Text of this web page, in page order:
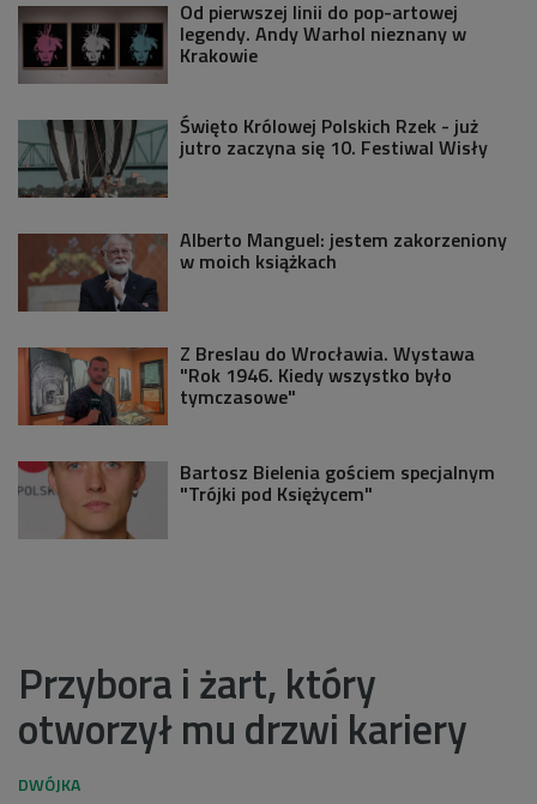
Od pierwszej linii do pop-artowej
legendy. Andy Warhol nieznany w
Krakowie
Święto Królowej Polskich Rzek - już
jutro zaczyna się 10. Festiwal Wisły
Alberto Manguel: jestem zakorzeniony
w moich książkach
Z Breslau do Wrocławia. Wystawa
"Rok 1946. Kiedy wszystko było
tymczasowe"
Bartosz Bielenia gościem specjalnym
"Trójki pod Księżycem"
Przybora i żart, który
otworzył mu drzwi kariery